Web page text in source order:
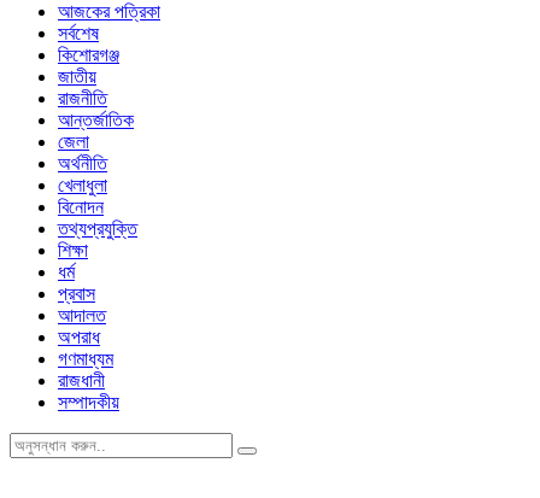
আজকের পত্রিকা
সর্বশেষ
কিশোরগঞ্জ
জাতীয়
রাজনীতি
আন্তর্জাতিক
জেলা
অর্থনীতি
খেলাধুলা
বিনোদন
তথ্যপ্রযুক্তি
শিক্ষা
ধর্ম
প্রবাস
আদালত
অপরাধ
গণমাধ্যম
রাজধানী
সম্পাদকীয়